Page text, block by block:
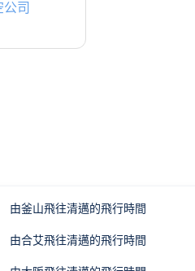
司
由釜山飛往清邁的飛行時間
由合艾飛往清邁的飛行時間